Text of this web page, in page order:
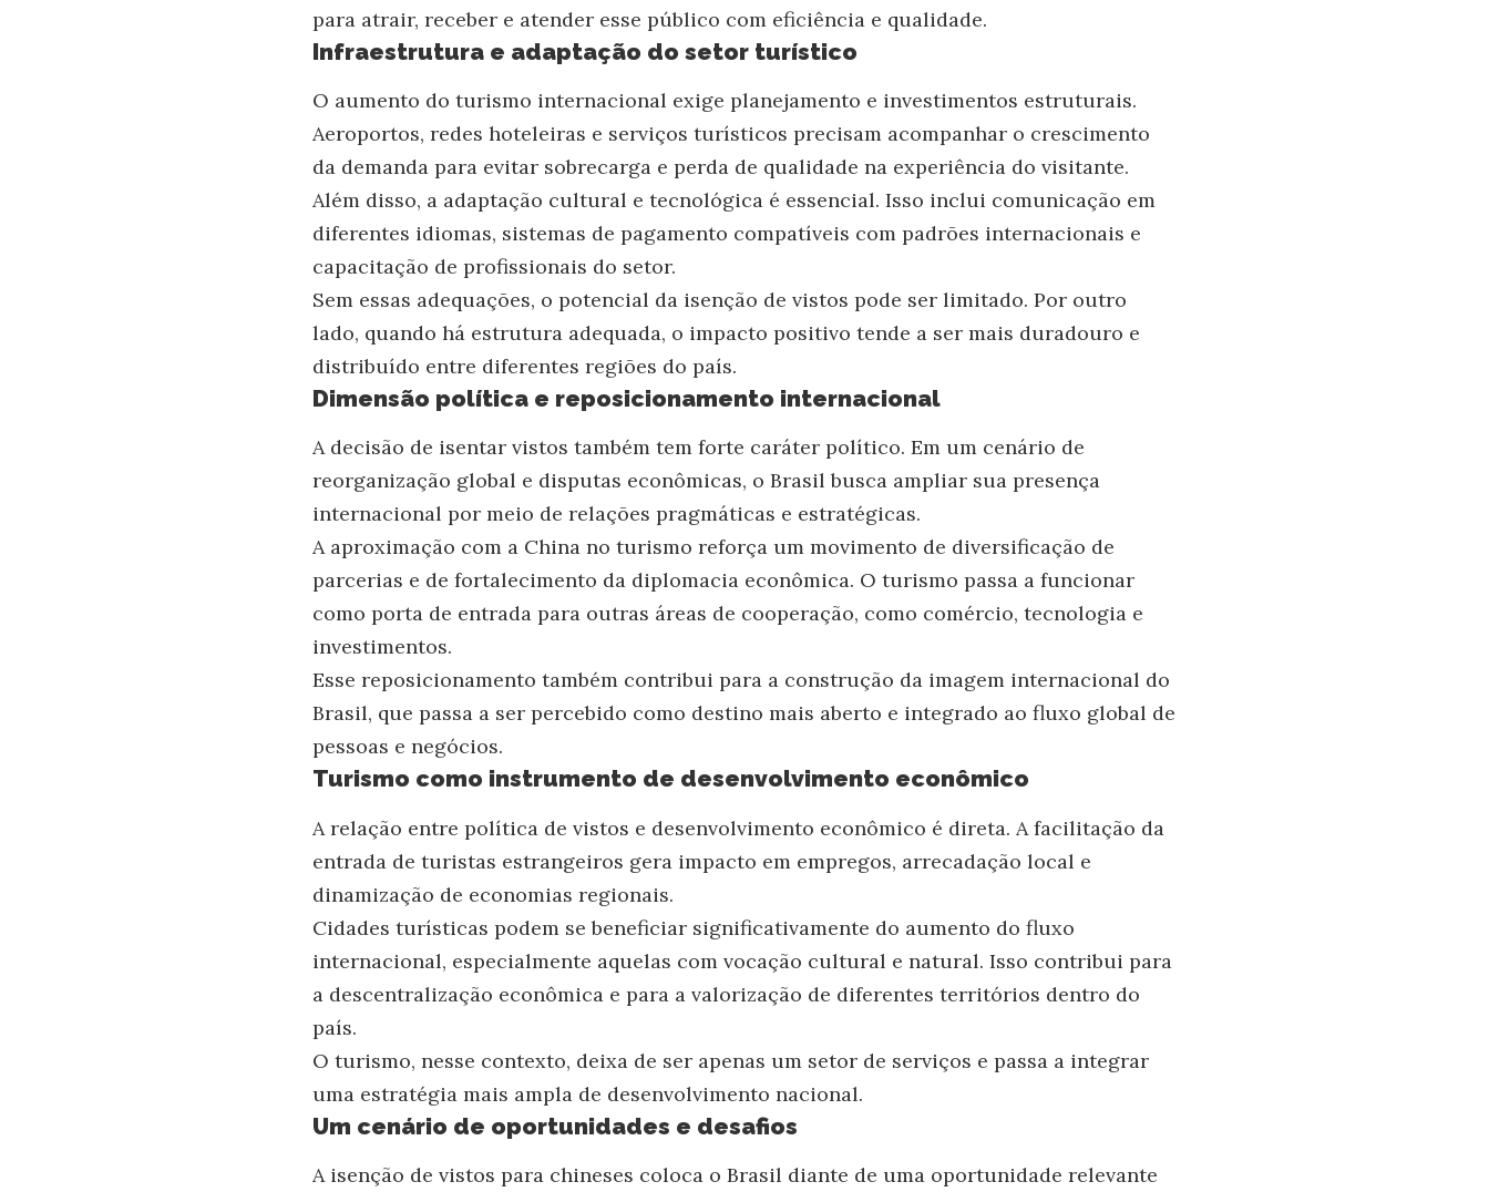
para atrair, receber e atender esse público com eficiência e qualidade.
Infraestrutura e adaptação do setor turístico
O aumento do turismo internacional exige planejamento e investimentos estruturais.
Aeroportos, redes hoteleiras e serviços turísticos precisam acompanhar o crescimento
da demanda para evitar sobrecarga e perda de qualidade na experiência do visitante.
Além disso, a adaptação cultural e tecnológica é essencial. Isso inclui comunicação em
diferentes idiomas, sistemas de pagamento compatíveis com padrões internacionais e
capacitação de profissionais do setor.
Sem essas adequações, o potencial da isenção de vistos pode ser limitado. Por outro
lado, quando há estrutura adequada, o impacto positivo tende a ser mais duradouro e
distribuído entre diferentes regiões do país.
Dimensão política e reposicionamento internacional
A decisão de isentar vistos também tem forte caráter político. Em um cenário de
reorganização global e disputas econômicas, o Brasil busca ampliar sua presença
internacional por meio de relações pragmáticas e estratégicas.
A aproximação com a China no turismo reforça um movimento de diversificação de
parcerias e de fortalecimento da diplomacia econômica. O turismo passa a funcionar
como porta de entrada para outras áreas de cooperação, como comércio, tecnologia e
investimentos.
Esse reposicionamento também contribui para a construção da imagem internacional do
Brasil, que passa a ser percebido como destino mais aberto e integrado ao fluxo global de
pessoas e negócios.
Turismo como instrumento de desenvolvimento econômico
A relação entre política de vistos e desenvolvimento econômico é direta. A facilitação da
entrada de turistas estrangeiros gera impacto em empregos, arrecadação local e
dinamização de economias regionais.
Cidades turísticas podem se beneficiar significativamente do aumento do fluxo
internacional, especialmente aquelas com vocação cultural e natural. Isso contribui para
a descentralização econômica e para a valorização de diferentes territórios dentro do
país.
O turismo, nesse contexto, deixa de ser apenas um setor de serviços e passa a integrar
uma estratégia mais ampla de desenvolvimento nacional.
Um cenário de oportunidades e desafios
A isenção de vistos para chineses coloca o Brasil diante de uma oportunidade relevante